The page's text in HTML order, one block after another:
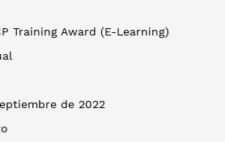
Training Award (E-Learning)
de 2022